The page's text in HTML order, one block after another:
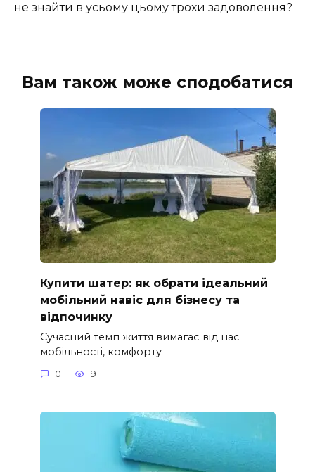
не знайти в усьому цьому трохи задоволення?
Вам також може сподобатися
Купити шатер: як обрати ідеальний
мобільний навіс для бізнесу та
відпочинку
Сучасний темп життя вимагає від нас
мобільності, комфорту
0 9